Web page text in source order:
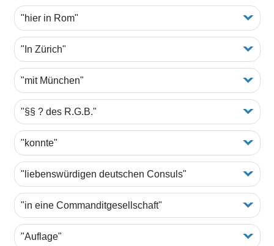
"hier in Rom"
"In Zürich"
"mit München"
"§§ ? des R.G.B."
"konnte"
"liebenswürdigen deutschen Consuls"
"in eine Commanditgesellschaft"
"Auflage"